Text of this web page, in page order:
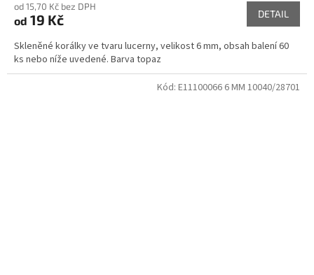
od 15,70 Kč bez DPH
od 19 Kč DETAIL
Skleněné korálky ve tvaru lucerny, velikost 6 mm, obsah balení 60
ks nebo níže uvedené. Barva topaz
Kód: E11100066 6 MM 10040/28701